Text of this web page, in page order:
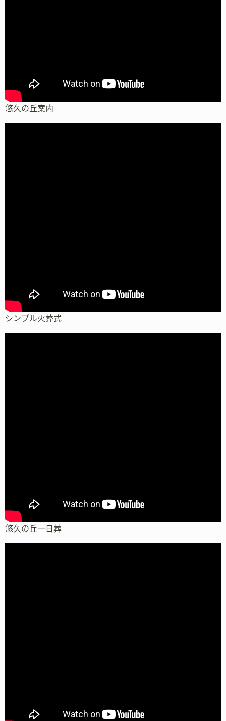
悠久の丘案内
シンプル火葬式
悠久の丘一日葬